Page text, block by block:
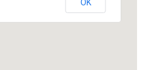
OK